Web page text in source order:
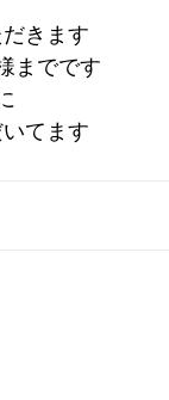
きます
までです
てます